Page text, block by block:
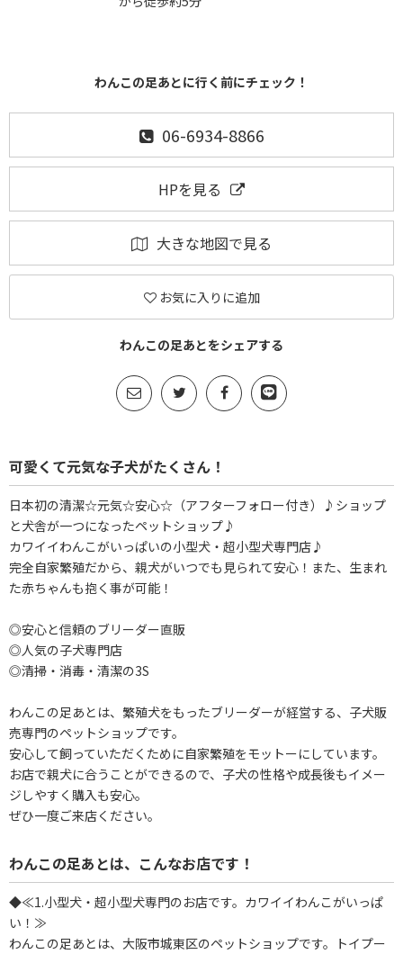
わんこの足あとに行く前にチェック！
06-6934-8866
HPを見る
大きな地図で見る
お気に入りに追加
わんこの足あとをシェアする
可愛くて元気な子犬がたくさん！
日本初の清潔☆元気☆安心☆（アフターフォロー付き）♪ショップ
と犬舎が一つになったペットショップ♪
カワイイわんこがいっぱいの小型犬・超小型犬専門店♪
完全自家繁殖だから、親犬がいつでも見られて安心！また、生まれ
た赤ちゃんも抱く事が可能！
◎安心と信頼のブリーダー直販
◎人気の子犬専門店
◎清掃・消毒・清潔の3S
わんこの足あとは、繁殖犬をもったブリーダーが経営する、子犬販
売専門のペットショップです。
安心して飼っていただくために自家繁殖をモットーにしています。
お店で親犬に合うことができるので、子犬の性格や成長後もイメー
ジしやすく購入も安心。
ぜひ一度ご来店ください。
わんこの足あとは、こんなお店です！
◆≪1.小型犬・超小型犬専門のお店です。カワイイわんこがいっぱ
い！≫
わんこの足あとは、大阪市城東区のペットショップです。トイプー